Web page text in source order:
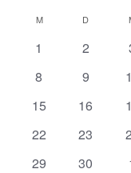
wählen.
Kalender
von
MMONTAG D
0
1
0
2
0
8
0
9
0
0
15
0
16
0
0
22
0
23
0
0
29
0
30